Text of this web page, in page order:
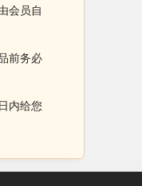
会员自
前务必
内给您